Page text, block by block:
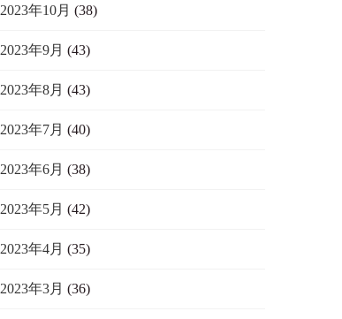
2023年10月 (38)
2023年9月 (43)
2023年8月 (43)
2023年7月 (40)
2023年6月 (38)
2023年5月 (42)
2023年4月 (35)
2023年3月 (36)